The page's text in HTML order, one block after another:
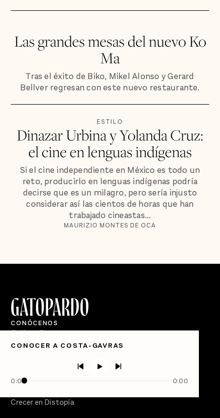
Las grandes mesas del nuevo Ko
Ma
Tras el éxito de Biko, Mikel Alonso y Gerard
Bellver regresan con este nuevo restaurante.
ESTILO
Dinazar Urbina y Yolanda Cruz:
el cine en lenguas indígenas
Si el cine independiente en México es todo un
reto, producirlo en lenguas indígenas podría
decirse que es un milagro, pero sería injusto
considerar así las cientos de horas que han
trabajado cineastas...
MAURIZIO MONTES DE OCA
CONOCER A COSTA-GAVRAS
0:00 0:00
CONÓCENOS
Quiénes Somos
Directorio
Semanario Gatopardo
Crecer en Distopía